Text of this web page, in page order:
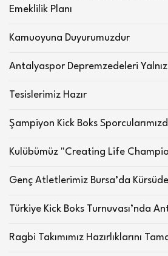
Emeklilik Planı
Kamuoyuna Duyurumuzdur
Antalyaspor Depremzedeleri Yalnız
Tesislerimiz Hazır
Şampiyon Kick Boks
Kulübümüz "Creating Life
Genç Atletlerimiz Bursa’da Kürsüde
Türkiye Kick Boks Turnuvası’nda
Ragbi Takımımız Hazırlıklarını